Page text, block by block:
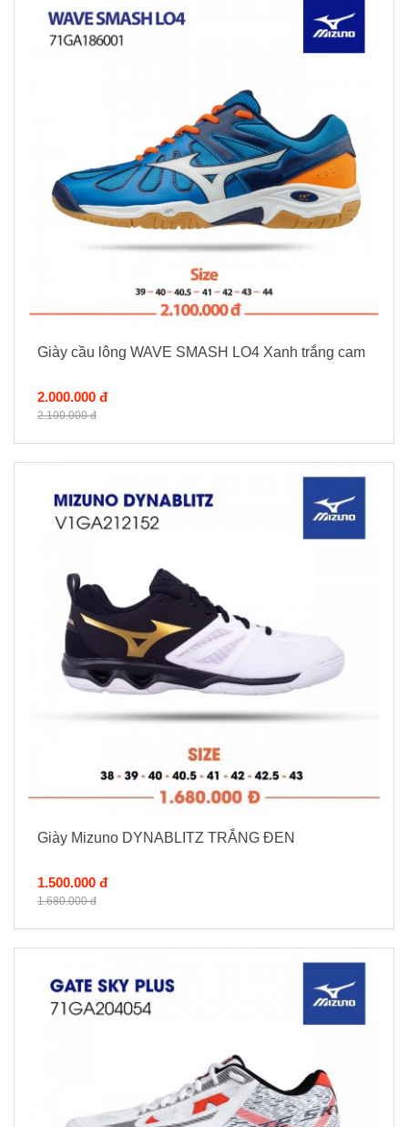
Giày cầu lông WAVE SMASH LO4 Xanh trắng cam
2.000.000 đ
2.100.000 đ
Giày Mizuno DYNABLITZ TRẮNG ĐEN
1.500.000 đ
1.680.000 đ